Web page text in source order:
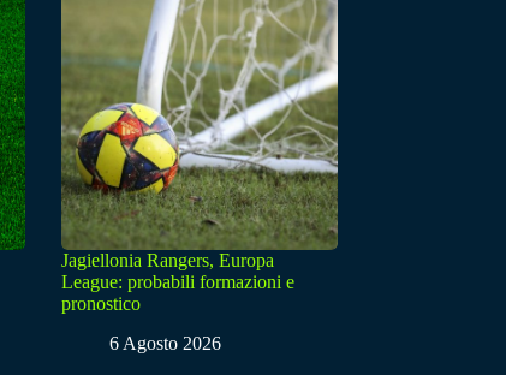
Jagiellonia Rangers, Europa
League: probabili formazioni e
pronostico
6 Agosto 2026